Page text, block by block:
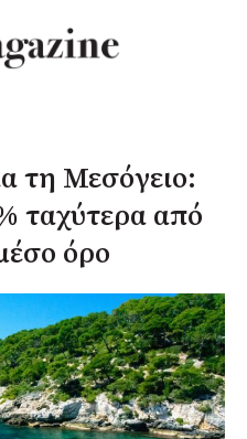
τη Μεσόγειο:
ταχύτερα από
όρο